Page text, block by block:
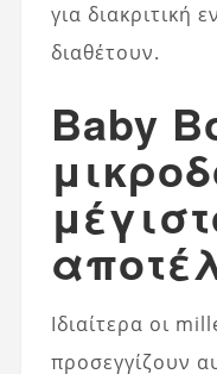
για διακριτική
διαθέτουν.
Baby
Ιδιαίτερα οι
προσεγγίζουν